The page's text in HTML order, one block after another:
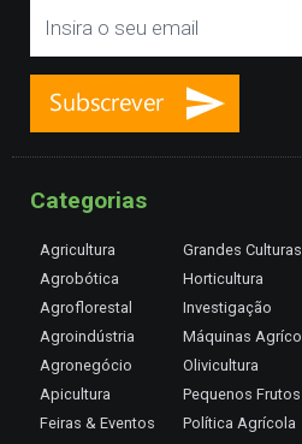
Categorias
Agricultura
Agrobótica
Agroflorestal
Agroindústria
Agronegócio
Apicultura
Feiras & Eventos
Grandes Culturas
Horticultura
Investigação
Máquinas
Olivicultura
Pequenos Frutos
Política Agrícola